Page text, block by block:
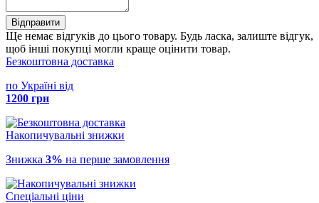
Відправити
Ще немає відгуків до цього товару. Будь ласка, залиште відгук,
щоб інші покупці могли краще оцінити товар.
Безкоштовна доставка
по Україні від
1200 грн
Накопичувальні знижки
Знижка 3% на перше замовлення
Спеціальні ціни